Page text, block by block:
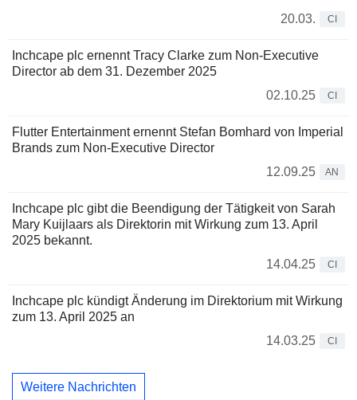
20.03.
CI
Inchcape plc ernennt Tracy Clarke zum Non-Executive
Director ab dem 31. Dezember 2025
02.10.25
CI
Flutter Entertainment ernennt Stefan Bomhard von Imperial
Brands zum Non-Executive Director
12.09.25
AN
Inchcape plc gibt die Beendigung der Tätigkeit von Sarah
Mary Kuijlaars als Direktorin mit Wirkung zum 13. April
2025 bekannt.
14.04.25
CI
Inchcape plc kündigt Änderung im Direktorium mit Wirkung
zum 13. April 2025 an
14.03.25
CI
Weitere Nachrichten